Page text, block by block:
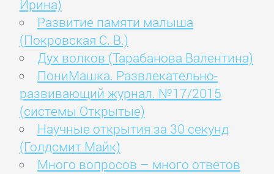
Ирина)
Развитие памяти малыша
(Покровская С. В.)
Дух волков (Тарабанова Валентина)
ПониМашка. Развлекательно-
развивающий журнал. №17/2015
(системы Открытые)
Научные открытия за 30 секунд
(Голдсмит Майк)
Много вопросов – много ответов